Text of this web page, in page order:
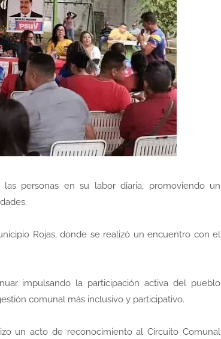
personas en su labor diaria, promoviendo un
Rojas, donde se realizó un encuentro con el
impulsando la participación activa del pueblo
comunal más inclusivo y participativo.
un acto de reconocimiento al Circuito Comunal